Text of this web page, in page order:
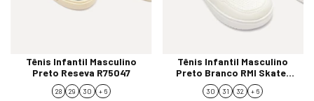
Tênis Infantil Masculino
Preto Reseva R75047
28 29 30 + 6
Tênis Infantil Masculino
Preto Branco RMI Skater
R75098
30 31 32 + 6